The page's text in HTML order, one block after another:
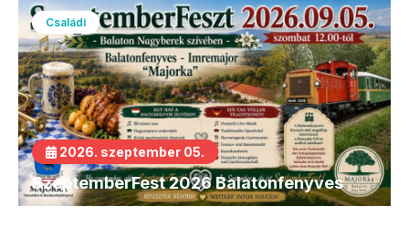
Családi
2026. szeptember 05.
SzeptemberFest 2026 Balatonfenyves